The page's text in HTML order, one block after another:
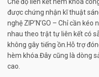
Chế độ liên kết hèm khóa
được chứng nhận kĩ thuật
nghệ ZIP’N’GO – Chỉ cần
nhau theo trật tự liên kết có
không gây tiếng ồn.Hỗ trợ
hèm khóa.Đây cũng là dòng
cao.